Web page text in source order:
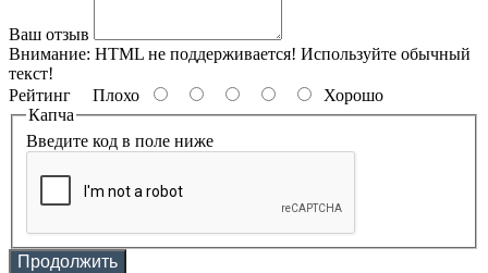
Ваш отзыв
Внимание: HTML не поддерживается! Используйте обычный
текст!
Рейтинг Плохо
Хорошо
Капча
Введите код в поле ниже
Продолжить